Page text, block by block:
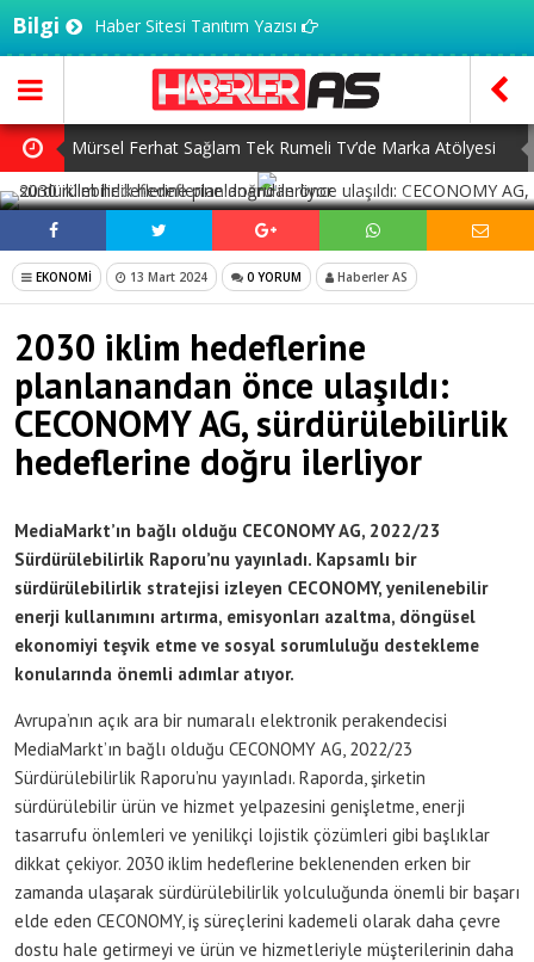
Bilgi Haber Sitesi Tanıtım Yazısı
Mürsel Ferhat Sağlam Tek Rumeli Tv’de Marka Atölyesi
Programına Konuk Oldu
Dijitalleşme Ebelik Hizmetlerini Dönüştürüyor
İnsanlar Saç Ekimi İçin Neden Türkiye’ye Geliyor?
Başlangıç Seviyesi Dolma Kalem Gerçekten Fark Yaratır
mı?
7 Ağustos Haftasında Vizyona Girecek Filmler
SOSYAL MEDYADA PAYLAŞ
EKONOMİ 13 Mart 2024 0 YORUM Haberler AS
2030 iklim hedeflerine
planlanandan önce ulaşıldı:
CECONOMY AG, sürdürülebilirlik
hedeflerine doğru ilerliyor
MediaMarkt’ın bağlı olduğu CECONOMY AG, 2022/23
Sürdürülebilirlik Raporu’nu yayınladı. Kapsamlı bir
sürdürülebilirlik stratejisi izleyen CECONOMY, yenilenebilir
enerji kullanımını artırma, emisyonları azaltma, döngüsel
ekonomiyi teşvik etme ve sosyal sorumluluğu destekleme
konularında önemli adımlar atıyor.
Avrupa’nın açık ara bir numaralı elektronik perakendecisi
MediaMarkt’ın bağlı olduğu CECONOMY AG, 2022/23
Sürdürülebilirlik Raporu’nu yayınladı. Raporda, şirketin
sürdürülebilir ürün ve hizmet yelpazesini genişletme, enerji
tasarrufu önlemleri ve yenilikçi lojistik çözümleri gibi başlıklar
dikkat çekiyor. 2030 iklim hedeflerine beklenenden erken bir
zamanda ulaşarak sürdürülebilirlik yolculuğunda önemli bir başarı
elde eden CECONOMY, iş süreçlerini kademeli olarak daha çevre
dostu hale getirmeyi ve ürün ve hizmetleriyle müşterilerinin daha